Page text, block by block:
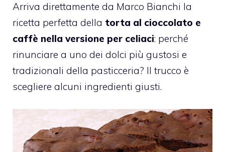
Arriva direttamente da Marco Bianchi la
ricetta perfetta della torta al cioccolato e
caffè nella versione per celiaci: perché
rinunciare a uno dei dolci più gustosi e
tradizionali della pasticceria? Il trucco è
scegliere alcuni ingredienti giusti.